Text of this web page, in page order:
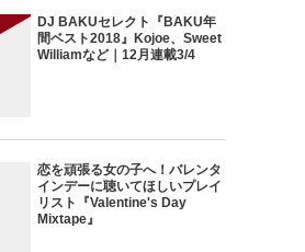
DJ BAKUセレクト『BAKU年
間ベスト2018』Kojoe、Sweet
Williamなど｜12月連載3/4
恋を頑張る女の子へ！バレンタ
インデーに聴いてほしいプレイ
リスト『Valentine's Day
Mixtape』